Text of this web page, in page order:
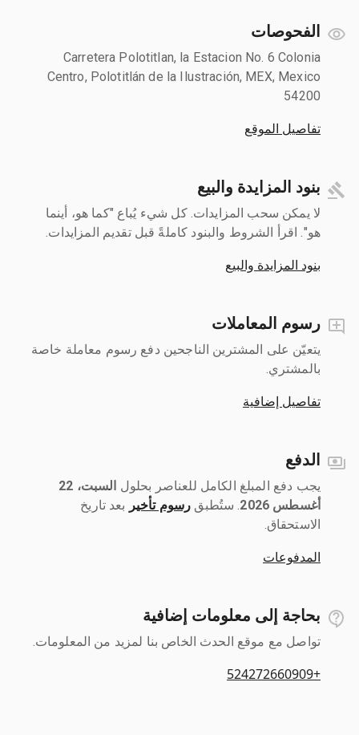
الفحوصات
Carretera Polotitlan, la Estacion No. 6 Colonia
Centro, Polotitlán de la Ilustración, MEX, Mexico
54200
تفاصيل الموقع
بنود المزايدة والبيع
لا يمكن سحب المزايدات. كل شيء يُباع "كما هو، أينما
هو". اقرأ الشروط والبنود كاملةً قبل تقديم المزايدات.
بنود المزايدة والبيع
رسوم المعاملات
يتعيّن على المشترين الناجحين دفع رسوم معاملة خاصة
بالمشتري.
تفاصيل إضافية
الدفع
يجب دفع المبلغ الكامل للعناصر بحلول ‎
السبت، 22
أغسطس 2026
رسوم تأخير بعد تاريخ
الاستحقاق.
المدفوعات
بحاجة إلى معلومات إضافية
تواصل مع موقع الحدث الخاص بنا لمزيد من المعلومات.
+524272660909